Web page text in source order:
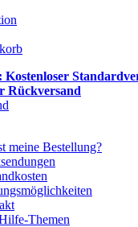
Kostenloser
Rückversand
meine Bestellung?
Themen